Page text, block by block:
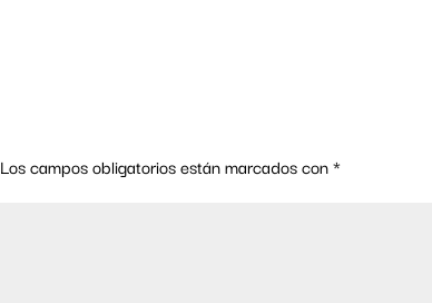
Los campos obligatorios están marcados con*